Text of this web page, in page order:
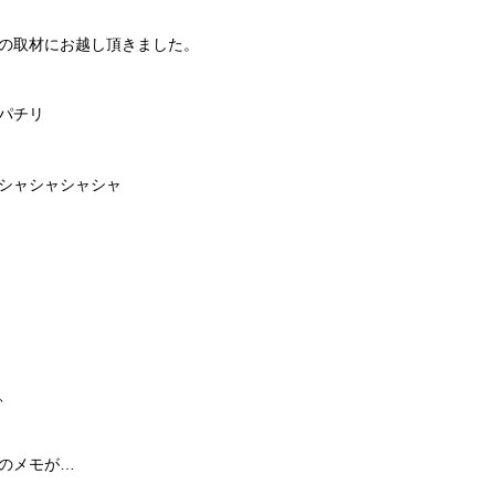
取材にお越し頂きました。
チリ
ャシャシャシャ
メモが…